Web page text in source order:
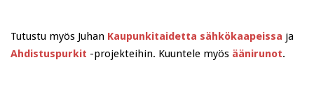
Tutustu myös Juhan Kaupunkitaidetta sähkökaapeissa ja
Ahdistuspurkit -projekteihin. Kuuntele myös äänirunot.